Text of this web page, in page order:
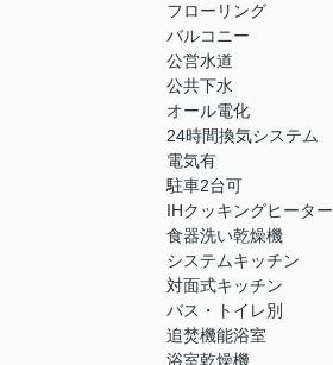
フローリング
バルコニー
公営水道
公共下水
オール電化
24時間換気システム
電気有
駐車2台可
IHクッキングヒーター
食器洗い乾燥機
システムキッチン
対面式キッチン
バス・トイレ別
追焚機能浴室
浴室乾燥機